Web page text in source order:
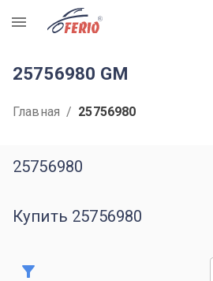
R
25756980 GM
Главная / 25756980
25756980
Купить 25756980